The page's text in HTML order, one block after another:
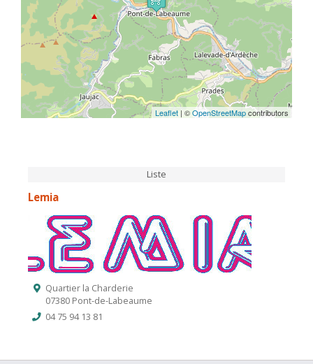
Leaflet | ©OpenStreetMapcontributors
Liste
Lemia
Quartier la Charderie
07380 Pont-de-Labeaume
04 75 94 13 81